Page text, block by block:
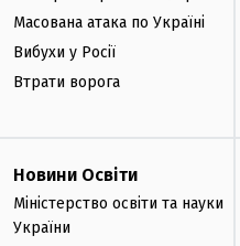
Масована атака по Україні
Вибухи у Росії
Втрати ворога
Новини Освіти
Міністерство освіти та науки
України